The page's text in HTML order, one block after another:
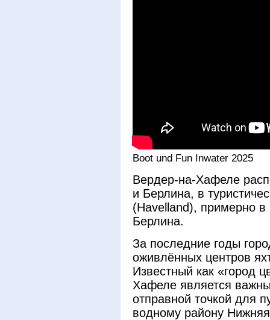
Boot und Fun Inwater 2025
Вердер-на-Хафеле
и Берлина, в
(Havelland), примерно
Берлина.
За последние годы
оживлённых центров
Известный как «город
Хафеле является
отправной точкой для
водному району